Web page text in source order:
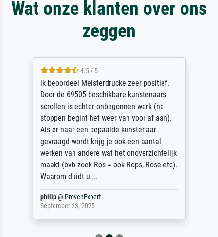
Wat onze klanten over ons
zeggen
4.5 / 5
ik beoordeel Meisterdrucke zeer positief.
Door de 69505 beschikbare kunstenaars
scrollen is echter onbegonnen werk (na
stoppen begint het weer van voor af aan).
Als er naar een bepaalde kunstenaar
gevraagd wordt krijg je ook een aantal
werken van andere wat het onoverzichtelijk
maakt (bvb zoek Ros = ook Rops, Rose etc).
Waarom duidt u ...
philip@ ProvenExpert
September 23, 2025